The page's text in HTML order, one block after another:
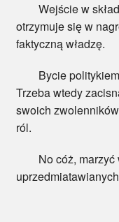
Wejście w skład
otrzymuje się w
faktyczną władzę.
Bycie politykiem
Trzeba wtedy
swoich
ról.
No cóż, marzyć